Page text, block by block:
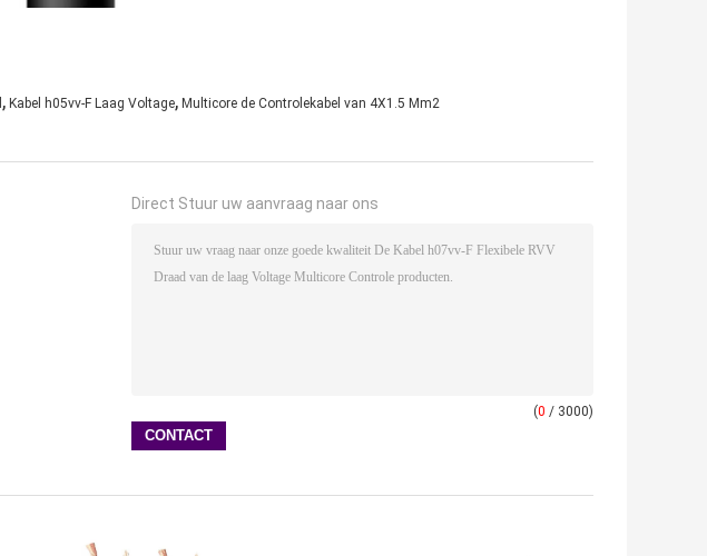
, Kabel h05vv-F Laag Voltage, Multicore de Controlekabel van 4X1.5 Mm2
Direct Stuur uw aanvraag naar ons
(0 / 3000)